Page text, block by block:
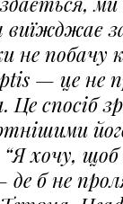
виїжджає
не побачу
— це не
Це спосіб
хочу,
б не